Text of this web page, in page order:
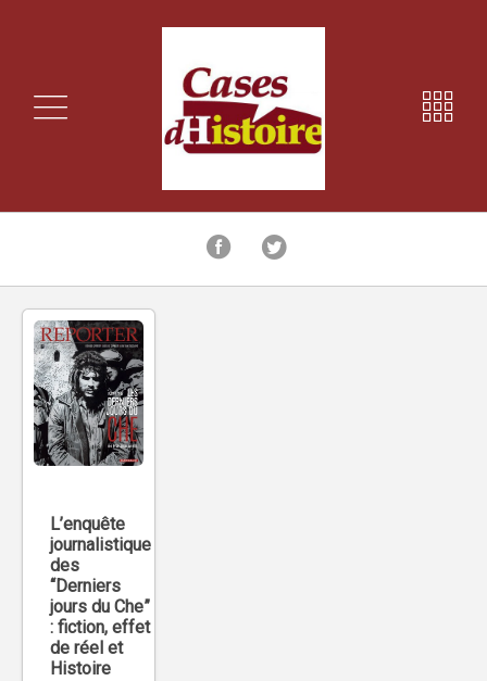
L’enquête
journalistique
des
“Derniers
jours du Che”
: fiction, effet
de réel et
Histoire